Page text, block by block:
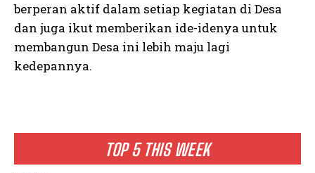
TOP 5 THIS WEEK
berperan aktif dalam setiap kegiatan di Desa
dan juga ikut memberikan ide-idenya untuk
membangun Desa ini lebih maju lagi
kedepannya.